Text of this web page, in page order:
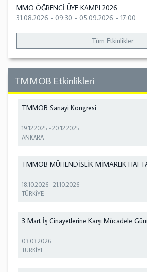
MMO ÖĞRENCİ ÜYE KAMPI 2026
31.08.2026 - 09:30 - 05.09.2026 - 17:00
Tüm Etkinlikler
TMMOB Etkinlikleri
TMMOB Sanayi Kongresi
19.12.2025 -20.12.2025
ANKARA
TMMOB MÜHENDİSLİK MİMARLIK
18.10.2026 -21.10.2026
TÜRKİYE
3 Mart İş Cinayetlerine Karşı Mücadele
03.03.2026
TÜRKİYE